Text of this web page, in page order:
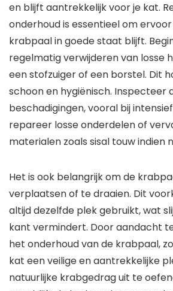
en blijft aantrekkelijk voor je kat.
onderhoud is essentieel om
krabpaal in goede staat blijft.
regelmatig verwijderen van losse
een stofzuiger of een borstel. Dit
schoon en hygiënisch. Inspecteer
beschadigingen, vooral bij
repareer losse onderdelen of
materialen zoals sisal touw indien
Het is ook belangrijk om de
verplaatsen of te draaien. Dit
altijd dezelfde plek gebruikt, wat
kant vermindert. Door aandacht
het onderhoud van de krabpaal,
kat een veilige en aantrekkelijke
natuurlijke krabgedrag uit te